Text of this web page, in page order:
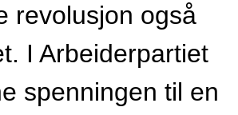
revolusjon også
I Arbeiderpartiet
spenningen til en